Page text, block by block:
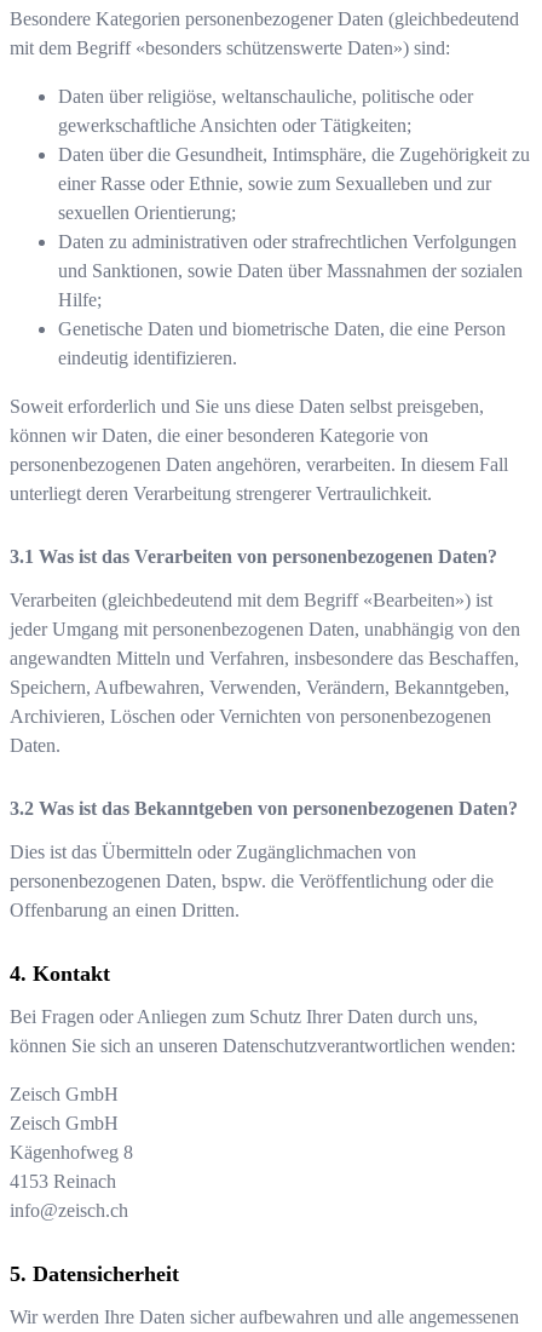
Besondere Kategorien personenbezogener Daten (gleichbedeutend
mit dem Begriff «besonders schützenswerte Daten») sind:
Daten über religiöse, weltanschauliche, politische oder
gewerkschaftliche Ansichten oder Tätigkeiten;
Daten über die Gesundheit, Intimsphäre, die Zugehörigkeit zu
einer Rasse oder Ethnie, sowie zum Sexualleben und zur
sexuellen Orientierung;
Daten zu administrativen oder strafrechtlichen Verfolgungen
und Sanktionen, sowie Daten über Massnahmen der sozialen
Hilfe;
Genetische Daten und biometrische Daten, die eine Person
eindeutig identifizieren.
Soweit erforderlich und Sie uns diese Daten selbst preisgeben,
können wir Daten, die einer besonderen Kategorie von
personenbezogenen Daten angehören, verarbeiten. In diesem Fall
unterliegt deren Verarbeitung strengerer Vertraulichkeit.
Was ist das Verarbeiten von personenbezogenen Daten?
Verarbeiten (gleichbedeutend mit dem Begriff «Bearbeiten») ist
jeder Umgang mit personenbezogenen Daten, unabhängig von den
angewandten Mitteln und Verfahren, insbesondere das Beschaffen,
Speichern, Aufbewahren, Verwenden, Verändern, Bekanntgeben,
Archivieren, Löschen oder Vernichten von personenbezogenen
Daten.
Was ist das Bekanntgeben von personenbezogenen Daten?
Dies ist das Übermitteln oder Zugänglichmachen von
personenbezogenen Daten, bspw. die Veröffentlichung oder die
Offenbarung an einen Dritten.
Kontakt
Bei Fragen oder Anliegen zum Schutz Ihrer Daten durch uns,
können Sie sich an unseren Datenschutzverantwortlichen wenden:
Zeisch GmbH
Zeisch GmbH
Kägenhofweg 8
4153 Reinach
info@zeisch.ch
Datensicherheit
Wir werden Ihre Daten sicher aufbewahren und alle angemessenen